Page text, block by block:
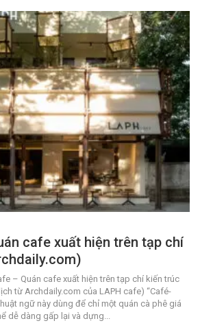
cafe xuất hiện trên tạp chí
– Quán cafe xuất hiện trên tạp chí kiến trúc
từ Archdaily.com của LAPH cafe) “Café-
ngữ này dùng để chỉ một quán cà phê giá
dễ dàng gấp lại và dựng...